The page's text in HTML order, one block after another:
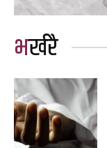
भर्खरै